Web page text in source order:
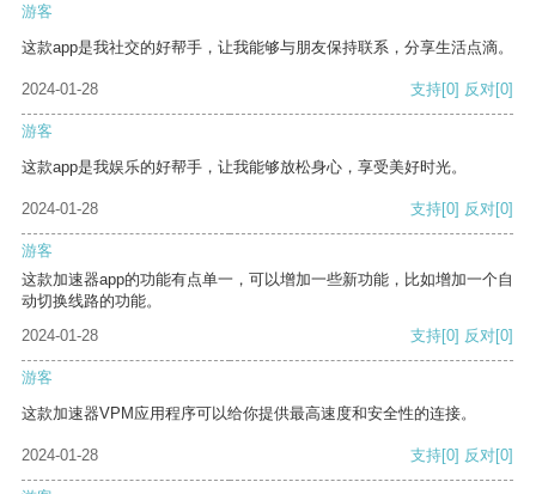
游客
这款app是我社交的好帮手，让我能够与朋友保持联系，分享生活点滴。
2024-01-28 支持[0] 反对[0]
游客
这款app是我娱乐的好帮手，让我能够放松身心，享受美好时光。
2024-01-28 支持[0] 反对[0]
游客
这款加速器app的功能有点单一，可以增加一些新功能，比如增加一个自
动切换线路的功能。
2024-01-28
支持[0] 反对[0]
游客
这款加速器VPM应用程序可以给你提供最高速度和安全性的连接。
2024-01-28 支持[0] 反对[0]